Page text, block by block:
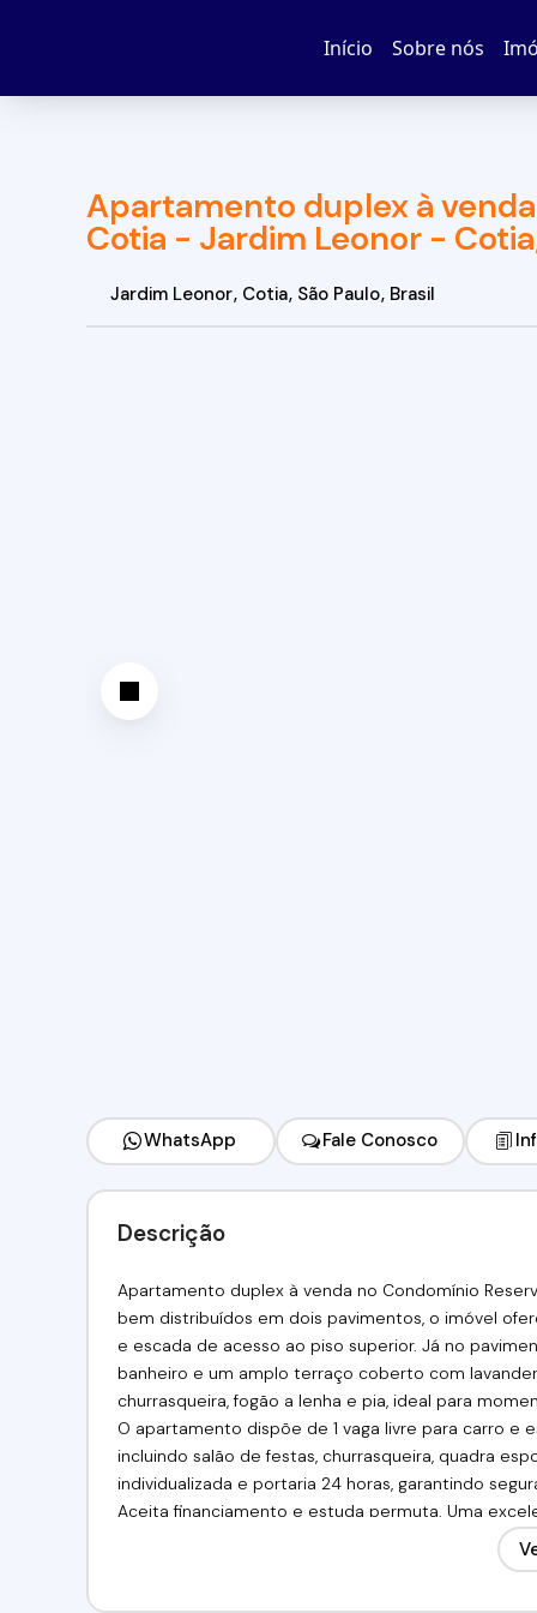
Sobre nós
Início
Apartamento duplex à
Cotia - Jardim Leonor -
Jardim Leonor, Cotia, São Paulo, Brasil
WhatsApp Fale Conosco
Descrição
Apartamento duplex à venda no Condomínio
bem distribuídos em dois pavimentos, o imóvel
e escada de acesso ao piso superior. Já no
banheiro e um amplo terraço coberto com
churrasqueira, fogão a lenha e pia, ideal para
O apartamento dispõe de 1 vaga livre para carro
incluindo salão de festas, churrasqueira, quadra
individualizada e portaria 24 horas, garantindo
Aceita financiamento e estuda permuta. Uma
um diferencial de lazer privativo em um